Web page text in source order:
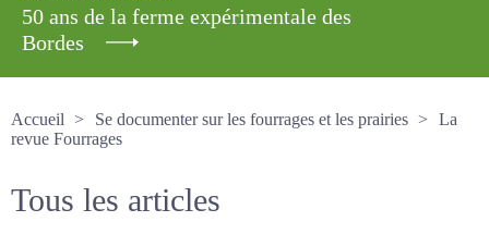
50 ans de la ferme expérimentale des
Bordes
Accueil
Se documenter sur les fourrages et les prairies
La revue Fourrages
Tous les articles